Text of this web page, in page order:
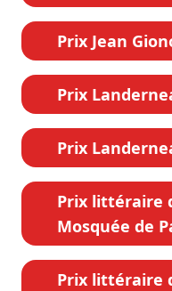
Prix Jean
Prix
Prix
Prix littéraire
Mosquée de
Prix littéraire